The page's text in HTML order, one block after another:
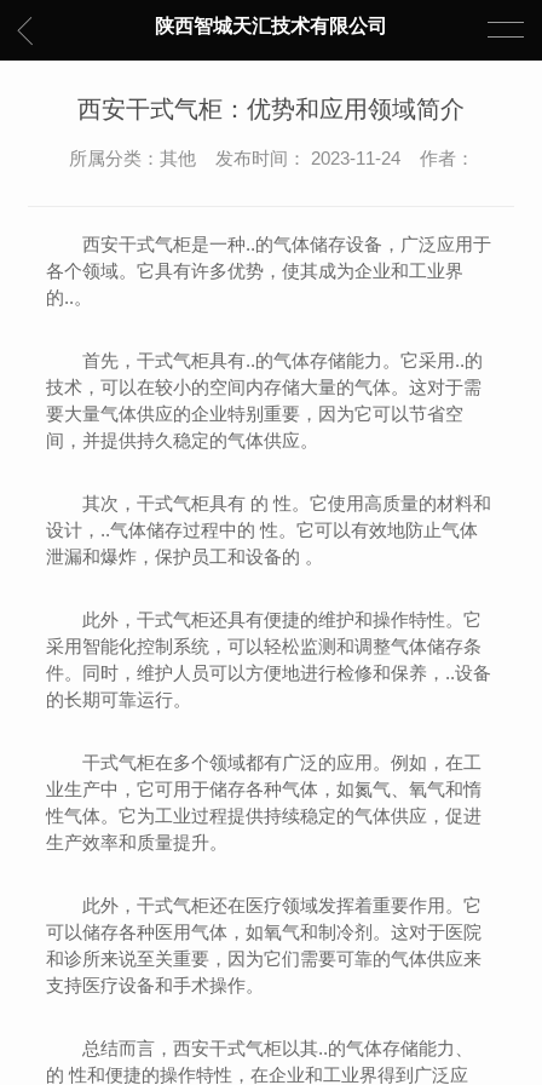
陕西智城天汇技术有限公司
西安干式气柜：优势和应用领域简介
所属分类：其他 发布时间： 2023-11-24 作者：
西安干式气柜是一种..的气体储存设备，广泛应用于
各个领域。它具有许多优势，使其成为企业和工业界
的..。
首先，干式气柜具有..的气体存储能力。它采用..的
技术，可以在较小的空间内存储大量的气体。这对于需
要大量气体供应的企业特别重要，因为它可以节省空
间，并提供持久稳定的气体供应。
其次，干式气柜具有 的 性。它使用高质量的材料和
设计，..气体储存过程中的 性。它可以有效地防止气体
泄漏和爆炸，保护员工和设备的 。
此外，干式气柜还具有便捷的维护和操作特性。它
采用智能化控制系统，可以轻松监测和调整气体储存条
件。同时，维护人员可以方便地进行检修和保养，..设备
的长期可靠运行。
干式气柜在多个领域都有广泛的应用。例如，在工
业生产中，它可用于储存各种气体，如氮气、氧气和惰
性气体。它为工业过程提供持续稳定的气体供应，促进
生产效率和质量提升。
此外，干式气柜还在医疗领域发挥着重要作用。它
可以储存各种医用气体，如氧气和制冷剂。这对于医院
和诊所来说至关重要，因为它们需要可靠的气体供应来
支持医疗设备和手术操作。
总结而言，西安干式气柜以其..的气体存储能力、
的 性和便捷的操作特性，在企业和工业界得到广泛应